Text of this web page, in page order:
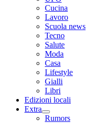
Cucina
Lavoro
Scuola news
Tecno
Salute
Moda
Casa
Lifestyle
Gialli
Libri
Edizioni locali
Extra
Rumors